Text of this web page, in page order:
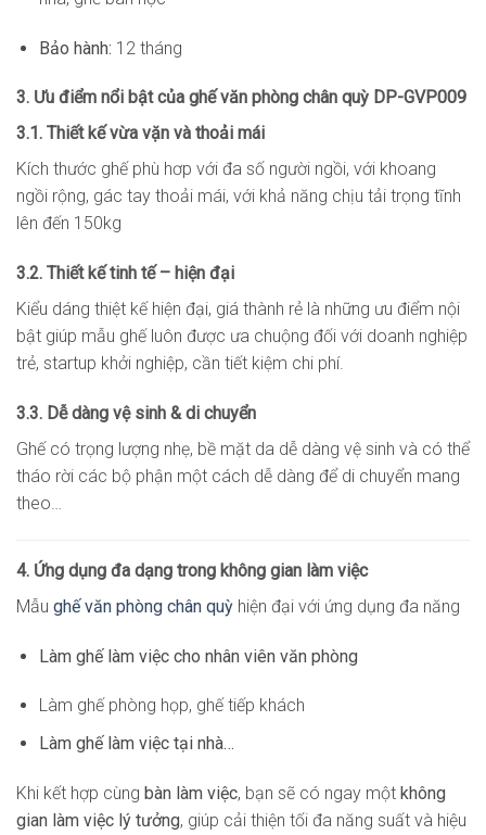
Bảo hành: 12 tháng
3. Ưu điểm nổi bật của ghế văn phòng chân quỳ DP-GVP009
3.1. Thiết kế vừa vặn và thoải mái
Kích thước ghế phù hơp với đa số người ngồi, với khoang
ngồi rộng, gác tay thoải mái, với khả năng chịu tải trọng tĩnh
lên đến 150kg
3.2. Thiết kế tinh tế – hiện đại
Kiểu dáng thiệt kế hiện đại, giá thành rẻ là những ưu điểm nội
bật giúp mẫu ghế luôn được ưa chuộng đối với doanh nghiệp
trẻ, startup khởi nghiệp, cần tiết kiệm chi phí.
3.3. Dễ dàng vệ sinh & di chuyển
Ghế có trọng lượng nhẹ, bề mặt da dễ dàng vệ sinh và có thể
tháo rời các bộ phận một cách dễ dàng để di chuyển mang
theo…
4. Ứng dụng đa dạng trong không gian làm việc
Mẫu ghế văn phòng chân quỳ hiện đại với ứng dụng đa năng
Làm ghế làm việc cho nhân viên văn phòng
Làm ghế phòng họp, ghế tiếp khách
Làm ghế làm việc tại nhà…
Khi kết hợp cùng bàn làm việc, bạn sẽ có ngay một không
gian làm việc lý tưởng, giúp cải thiện tối đa năng suất và hiệu